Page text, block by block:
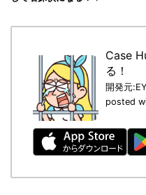
Case
る！
開発元:
posted